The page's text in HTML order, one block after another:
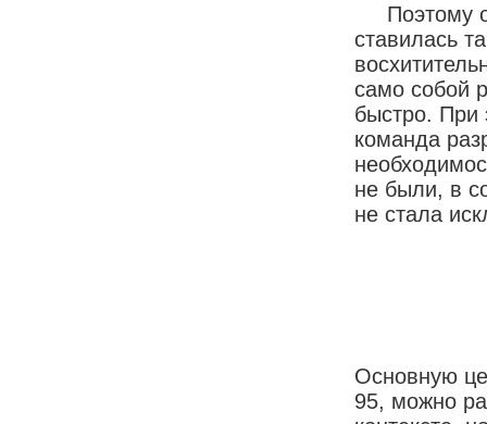
Поэтому
ставилась
само собой
быстро. При
команда
не были, в
не стала
Основную
95, можно